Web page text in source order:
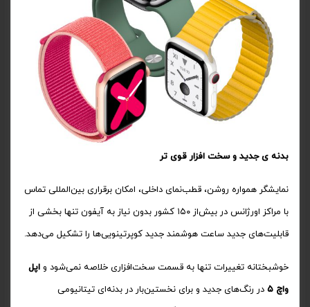
بدنه ی جدید و سخت افزار قوی تر
نمایشگر همواره روشن، قطب‌نمای داخلی، امکان برقراری بین‌المللی تماس
با مراکز اورژانس در بیش‌از ۱۵۰ کشور بدون نیاز به آیفون تنها بخشی از
قابلیت‌های جدید ساعت هوشمند جدید کوپرتینویی‌ها را تشکیل می‌دهد.
خوشبختانه تغییرات تنها به‌ قسمت سخت‌افزاری خلاصه نمی‌شود و اپل
واچ ۵
در رنگ‌های جدید و برای نخستین‌بار در بدنه‌‌ای تیتانیومی